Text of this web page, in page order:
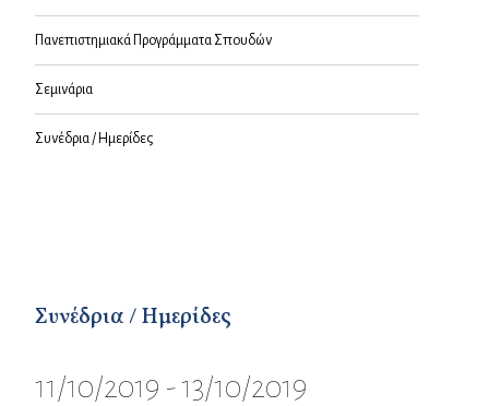
Πανεπιστημιακά Προγράμματα Σπουδών
Σεμινάρια
Συνέδρια / Ημερίδες
Συνέδρια / Ημερίδες
11/10/2019 - 13/10/2019